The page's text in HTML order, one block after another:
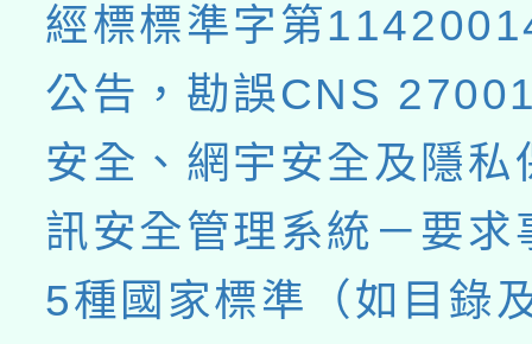
經標標準字第
公告，勘誤CNS
安全、網宇安全及隱私
訊安全管理系統－要求
5種國家標準（如目錄